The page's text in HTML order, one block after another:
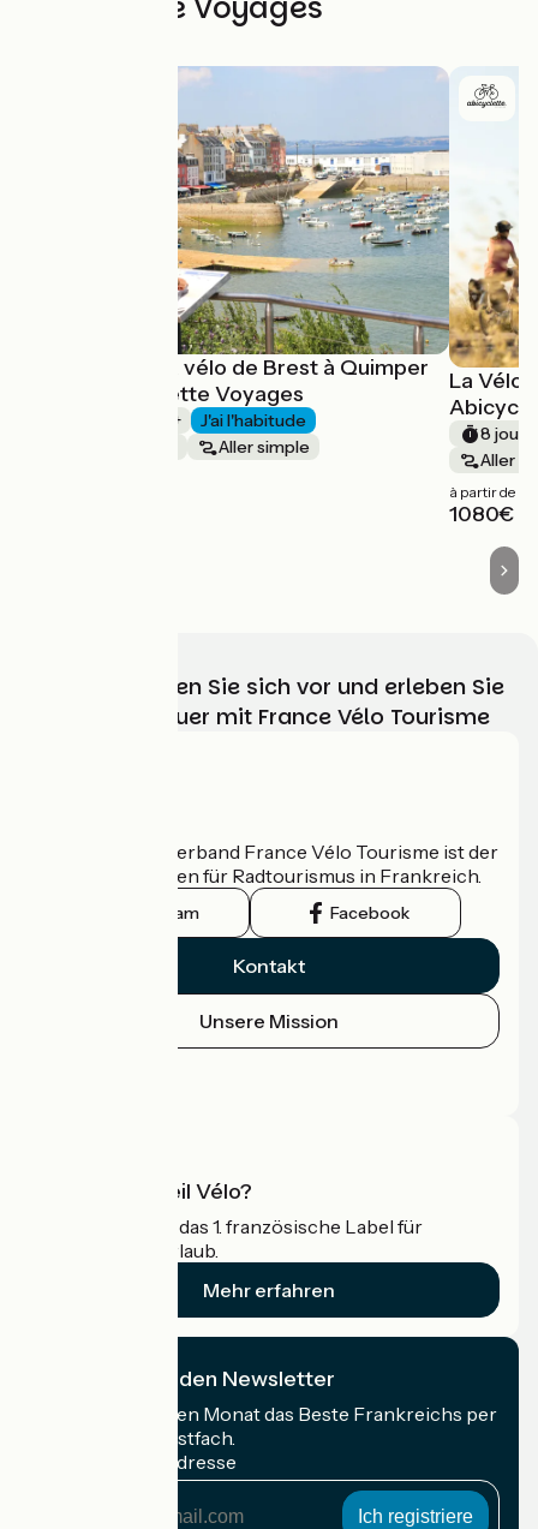
La Bretagne à vélo de Brest à Quimper
avec Abicyclette Voyages
1 semaine et +
J'ai l'habitude
Aller simple
La
8 jours
Aller
à partir de
1080€
Wählen, bereiten Sie sich vor und erleben Sie
Ihr Radabenteuer mit France Vélo Tourisme
Der nationale Verband France Vélo Tourisme ist der
offizielle Leitfaden für Radtourismus in Frankreich.
Instagram Facebook
Kontakt
Unsere Mission
Was ist Accueil Vélo?
Accueil Vélo ist das 1. französische Label für
Radfahrer im Urlaub.
Mehr erfahren
Ich abonniere den Newsletter
Erhalten Sie jeden Monat das Beste Frankreichs per
Rad in Ihrem Postfach.
Meine E-Mail-Adresse